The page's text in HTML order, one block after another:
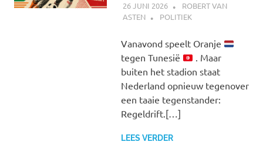
26 JUNI 2026
ROBERT VAN
ASTEN
POLITIEK
Vanavond speelt Oranje
tegen Tunesië
. Maar
buiten het stadion staat
Nederland opnieuw tegenover
een taaie tegenstander:
Regeldrift.[…]
LEES VERDER